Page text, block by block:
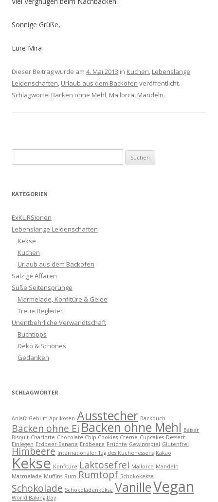
Sonnige Grüße,
Eure Mira
Dieser Beitrag wurde am 4. Mai 2013 in Kuchen, Lebenslange
Leidenschaften, Urlaub aus dem Backofen veröffentlicht.
Schlagworte: Backen ohne Mehl, Mallorca, Mandeln.
nach:
KATEGORIEN
ExKURSionen
Lebenslange Leidenschaften
Kekse
Kuchen
Urlaub aus dem Backofen
Salzige Affären
Süße Seitensprünge
Marmelade, Konfitüre & Gelee
Treue Begleiter
Unentbehrliche Verwandtschaft
Buchtipps
Deko & Schönes
Gedanken
SCHLAGWÖRTER
Anlaß: Geburt Aprikosen Ausstecher Backbuch
Backen ohne EiBacken ohne Mehl Baiser
Bisquit Charlotte Chocolate Chip Cookies Creme Cupcakes Dessert
Einlegen Erdbeer-Banane Erdbeere Früchte Gewinnspiel Glutenfrei
Himbeere Internationaler Tag des Kuchenessens Kakao
Kekse Konfitüre Laktosefrei Mallorca Mandeln
Marmelade Muffins Rum Rumtopf Schokokekse
Schokolade Schokoladenkekse VanilleVegan
World Baking Day